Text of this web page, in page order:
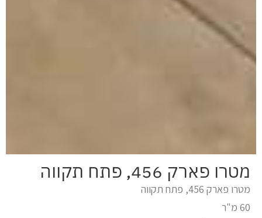
מטרו פארק 456, פתח תקווה
מטרו פארק 456, פתח תקווה
60 מ"ר